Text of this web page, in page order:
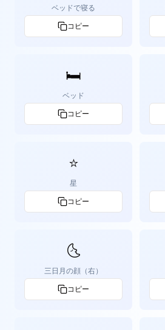
ベッドで寝る
コピー
🛏️
ベッド
コピー
⭐
星
コピー
🌜
三日月の顔（右）
コピー